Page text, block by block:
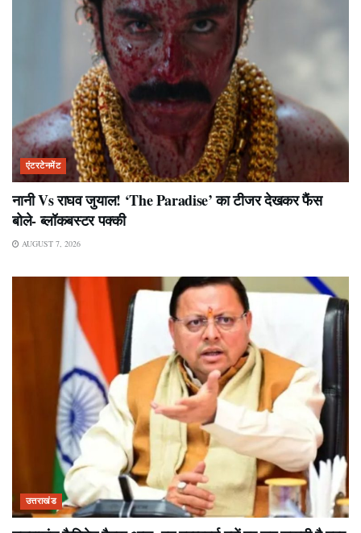
एंटरटेनमेंट
नानी Vs राघव जुयाल! ‘The Paradise’ का टीजर देखकर फैंस
बोले- ब्लॉकबस्टर पक्की
AUGUST 7, 2026
उत्तराखंड